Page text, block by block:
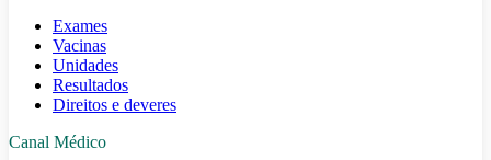
Exames
Vacinas
Unidades
Resultados
Direitos e deveres
Canal Médico